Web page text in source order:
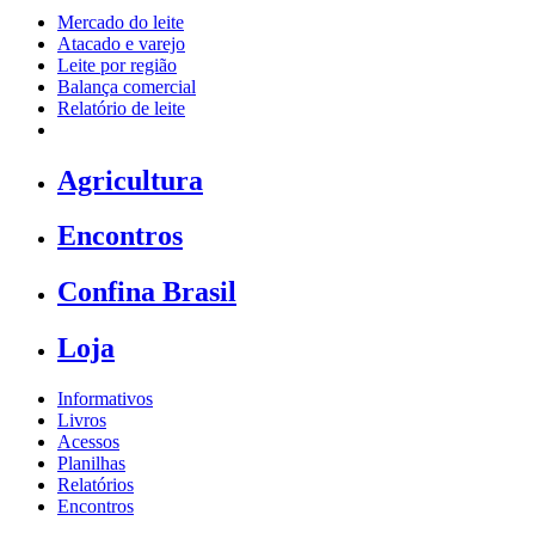
Mercado do leite
Atacado e varejo
Leite por região
Balança comercial
Relatório de leite
Agricultura
Encontros
Confina Brasil
Loja
Informativos
Livros
Acessos
Planilhas
Relatórios
Encontros